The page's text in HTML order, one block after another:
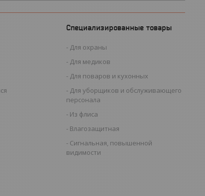
Специализированные товары
Для охраны
Для медиков
Для поваров и кухонных
Для уборщиков и обслуживающего
персонала
Из флиса
Влагозащитная
Сигнальная, повышенной
видимости